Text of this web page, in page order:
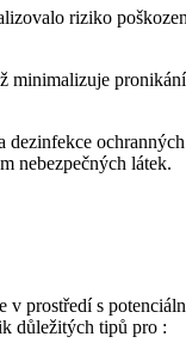
riziko
nebezpečných látek.
prostředí s
důležitých tipů pro :